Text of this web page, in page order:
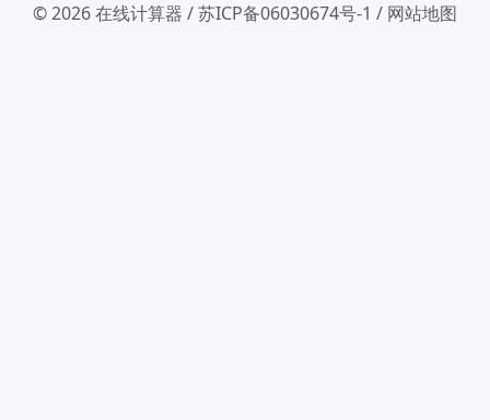
© 2026在线计算器 /苏ICP备06030674号-1 / 网站地图